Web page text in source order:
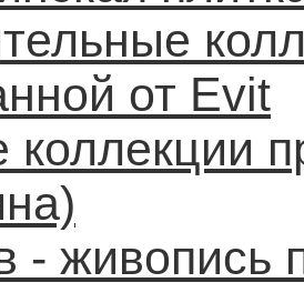
от Evit
- живопись